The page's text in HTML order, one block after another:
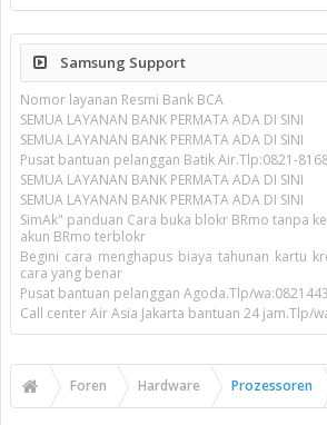
Samsung Support
Nomor layanan Resmi Bank BCA
SEMUA LAYANAN BANK PERMATA ADA DI SINI
SEMUA LAYANAN BANK PERMATA ADA DI SINI
Pusat bantuan pelanggan Batik Air.Tlp:0821-
SEMUA LAYANAN BANK PERMATA ADA DI SINI
SEMUA LAYANAN BANK PERMATA ADA DI SINI
SimAk" panduan Cara buka blokr BRmo tanpa
akun BRmo terblokr
Begini cara menghapus biaya tahunan kartu
cara yang benar
Pusat bantuan pelanggan Agoda.Tlp/
Call center Air Asia Jakarta bantuan 24 jam.Tlp/
Foren Hardware Prozessoren